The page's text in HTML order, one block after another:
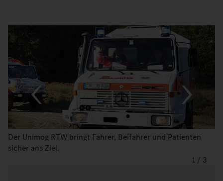
Der Unimog RTW bringt Fahrer, Beifahrer und Patienten
sicher ans Ziel.
1 / 3